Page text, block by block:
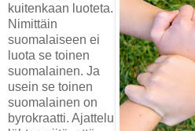
kuitenkaan luoteta.
Nimittäin
suomalaiseen ei
luota se toinen
suomalainen. Ja
usein se toinen
suomalainen on
byrokraatti. Ajattelu